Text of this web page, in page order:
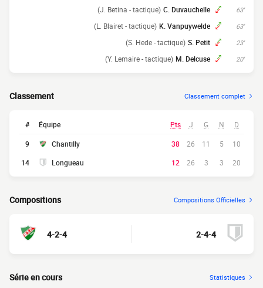
63'
C. Duvauchelle
(J. Betina - tactique)
63'
K. Vanpuywelde
(L. Blairet - tactique)
23'
S. Petit
(S. Hede - tactique)
20'
M. Delcuse
(Y. Lemaire - tactique)
Classement Classement complet
# Équipe Pts J G N D
9 Chantilly 38 26 11 5
10
14
Longueau 12 26 3 3 20
Compositions Compositions Officielles
4-2-4 2-4-4
Série en cours Statistiques